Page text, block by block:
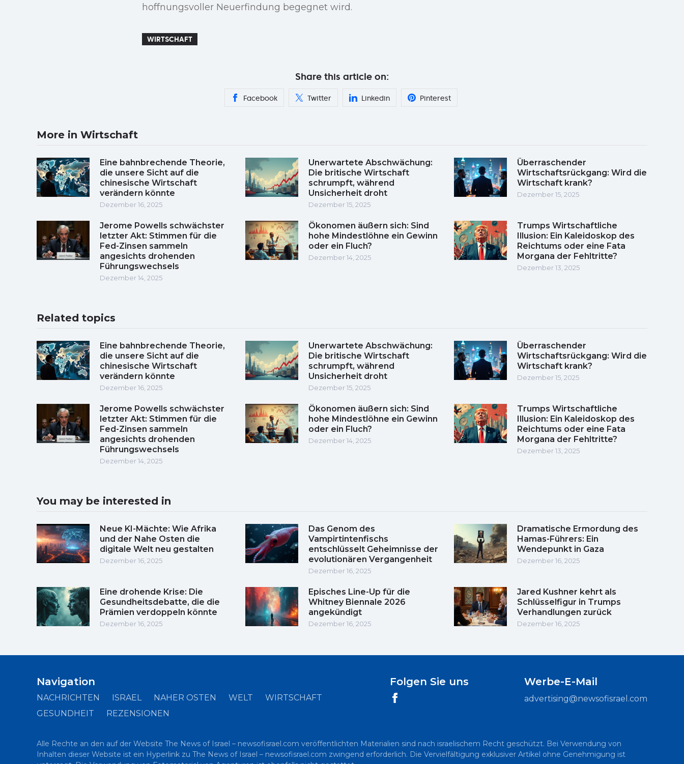
hoffnungsvoller Neuerfindung begegnet wird.
WIRTSCHAFT
Share this article on:
Facebook Twitter Linkedin Pinterest
More in Wirtschaft
Eine bahnbrechende Theorie,
die unsere Sicht auf die
chinesische Wirtschaft
verändern könnte
Dezember 16, 2025
Unerwartete Abschwächung:
Die britische Wirtschaft
schrumpft, während
Unsicherheit droht
Dezember 15, 2025
Überraschender
Wirtschaftsrückgang: Wird die
Wirtschaft krank?
Dezember 15, 2025
Jerome Powells schwächster
letzter Akt: Stimmen für die
Fed-Zinsen sammeln
angesichts drohenden
Führungswechsels
Dezember 14, 2025
Ökonomen äußern sich: Sind
hohe Mindestlöhne ein Gewinn
oder ein Fluch?
Dezember 14, 2025
Trumps Wirtschaftliche
Illusion: Ein Kaleidoskop des
Reichtums oder eine Fata
Morgana der Fehltritte?
Dezember 13, 2025
Related topics
Eine bahnbrechende Theorie,
die unsere Sicht auf die
chinesische Wirtschaft
verändern könnte
Dezember 16, 2025
Unerwartete Abschwächung:
Die britische Wirtschaft
schrumpft, während
Unsicherheit droht
Dezember 15, 2025
Überraschender
Wirtschaftsrückgang: Wird die
Wirtschaft krank?
Dezember 15, 2025
Jerome Powells schwächster
letzter Akt: Stimmen für die
Fed-Zinsen sammeln
angesichts drohenden
Führungswechsels
Dezember 14, 2025
Ökonomen äußern sich: Sind
hohe Mindestlöhne ein Gewinn
oder ein Fluch?
Dezember 14, 2025
Trumps Wirtschaftliche
Illusion: Ein Kaleidoskop des
Reichtums oder eine Fata
Morgana der Fehltritte?
Dezember 13, 2025
You may be interested in
Neue KI-Mächte: Wie Afrika
und der Nahe Osten die
digitale Welt neu gestalten
Dezember 16, 2025
Das Genom des
Vampirtintenfischs
entschlüsselt Geheimnisse der
evolutionären Vergangenheit
Dezember 16, 2025
Dramatische Ermordung des
Hamas-Führers: Ein
Wendepunkt in Gaza
Dezember 16, 2025
Eine drohende Krise: Die
Gesundheitsdebatte, die die
Prämien verdoppeln könnte
Dezember 16, 2025
Episches Line-Up für die
Whitney Biennale 2026
angekündigt
Dezember 16, 2025
Jared Kushner kehrt als
Schlüsselfigur in Trumps
Verhandlungen zurück
Dezember 16, 2025
Navigation
NACHRICHTEN ISRAEL NAHER OSTEN WELT
WIRTSCHAFT
GESUNDHEIT
REZENSIONEN
Folgen Sie uns Werbe-E-Mail
advertising@newsofisrael.com
Alle Rechte an den auf der Website The News of Israel – newsofisrael.com veröffentlichten Materialien sind nach israelischem Recht geschützt. Bei Verwendung von
Inhalten dieser Website ist ein Hyperlink zu The News of Israel – newsofisrael.com zwingend erforderlich. Die Vervielfältigung exklusiver Artikel ohne Genehmigung ist